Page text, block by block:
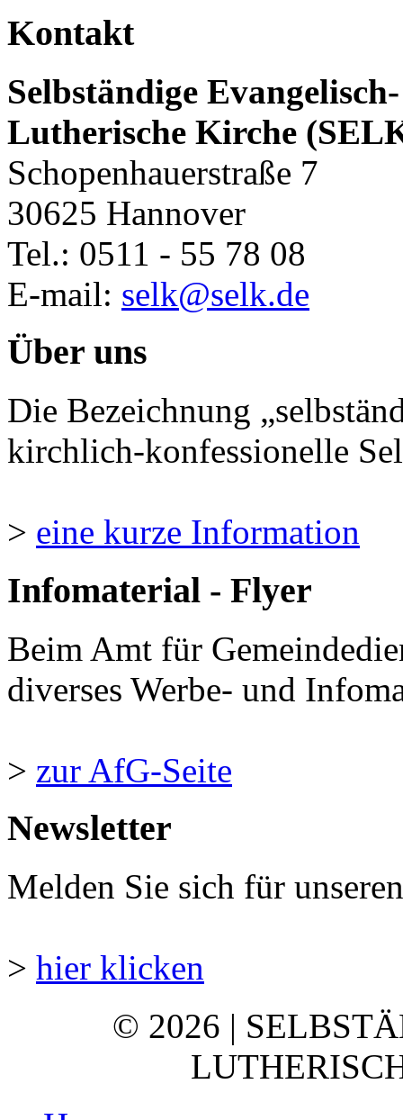
Kontakt
Selbständige Evangelisch-
Lutherische Kirche
Schopenhauerstraße 7
30625 Hannover
Tel.: 0511 - 55 78 08
E-mail: selk@selk.de
Über uns
Die Bezeichnung
kirchlich-konfessionelle
> eine kurze Information
Infomaterial - Flyer
Beim Amt für
diverses Werbe- und
> zur AfG-Seite
Newsletter
Melden Sie sich für
> hier klicken
© 2026 |